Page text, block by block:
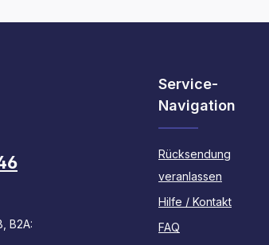
B2A:
Service-
Navigation
Rücksendung
veranlassen
Hilfe / Kontakt
FAQ